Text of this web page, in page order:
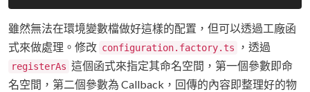
雖然無法在環境變數檔做好這樣的配置，但可以透過工廠函
式來做處理。修改 configuration.factory.ts ，透過
registerAs 這個函式來指定其命名空間，第一個參數即命
名空間，第二個參數為 Callback，回傳的內容即整理好的物